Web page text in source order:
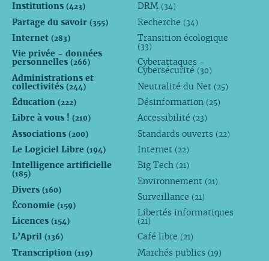
Institutions (423)
Partage du savoir (355)
Internet (283)
Vie privée - données
personnelles (266)
Administrations et
collectivités (244)
Éducation (222)
Libre à vous ! (210)
Associations (200)
Le Logiciel Libre (194)
Intelligence artificielle
(185)
Divers (160)
Économie (159)
Licences (154)
L’April (136)
Transcription (119)
DRM (34)
Recherche (34)
Transition écologique
(33)
Cyberattaques -
Cybersécurité (30)
Neutralité du Net (25)
Désinformation (25)
Accessibilité (23)
Standards ouverts (22)
Internet (22)
Big Tech (21)
Environnement (21)
Surveillance (21)
Libertés informatiques
(21)
Café libre (21)
Marchés publics (19)